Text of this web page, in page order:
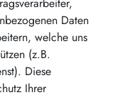
Daten
welche uns
(z.B.
Diese
Ihrer